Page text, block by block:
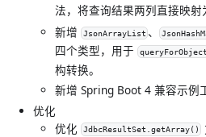
法，将查询结果两列直接映射
新增
JsonArrayList 、
四个类型，用于 queryForObject
构转换。
新增 Spring Boot 4 兼容示例
优化
优化
JdbcResultSet.getArray()